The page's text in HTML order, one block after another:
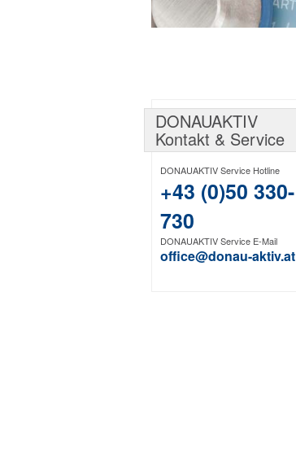
DONAUAKTIV
Kontakt & Service
DONAUAKTIV Service Hotline
+43 (0)50 330-
730
DONAUAKTIV Service E-Mail
office@donau-aktiv.at